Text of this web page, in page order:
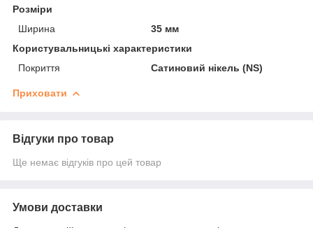
Розміри
Ширина
35 мм
Користувальницькі характеристики
Покриття
Сатиновий нікель (NS)
Приховати
Відгуки про товар
Ще немає відгуків про цей товар
Умови доставки